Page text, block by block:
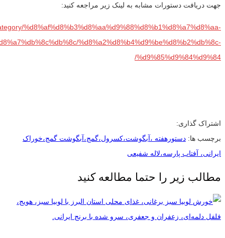
جهت دریافت دستورات مشابه به لینک زیر مراجعه کنید:
%d8%af%d8%b3%d8%aa%d9%88%d8%b1%d8%a7%d8%aa-
%d8%a2%d8%b4%d9%be%d8%b2%db%8c-
%d9%85%d9%84%d9%84/
اشتراک گذاری:
برچسب ها: دستورهفته ،آبگوشت،کسرول،گمج،آبگوشت گمج،خوراک
ایرانی، آفتاب پارسه،لاله شفیعی
مطالب زیر را حتما مطالعه کنید